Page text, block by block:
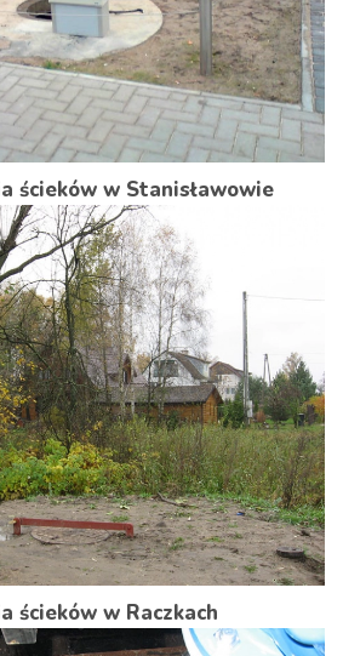
ścieków w Stanisławowie
ścieków w Raczkach